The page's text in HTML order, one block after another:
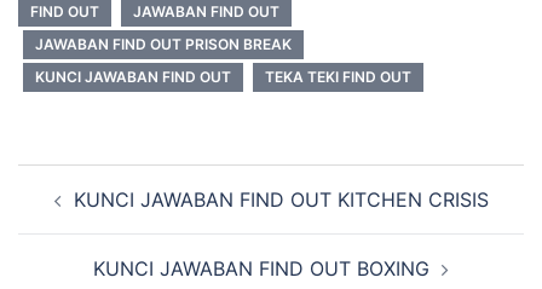
FIND OUT
JAWABAN FIND OUT
JAWABAN FIND OUT PRISON BREAK
KUNCI JAWABAN FIND OUT
TEKA TEKI FIND OUT
Navigasi
Tulisan
KUNCI JAWABAN FIND OUT KITCHEN CRISIS
KUNCI JAWABAN FIND OUT BOXING